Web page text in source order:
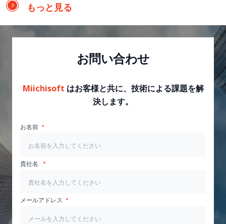
もっと見る
お問い合わせ
Miichisoft はお客様と共に、技術による課題を解
決します。
お名前
貴社名
メールアドレス